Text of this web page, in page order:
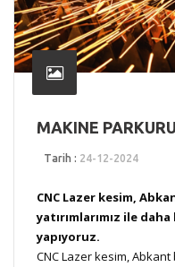
MAKINE
Tarih : 24-12-2024
CNC Lazer kesim,
yatırımlarımız ile
yapıyoruz.
CNC Lazer kesim,